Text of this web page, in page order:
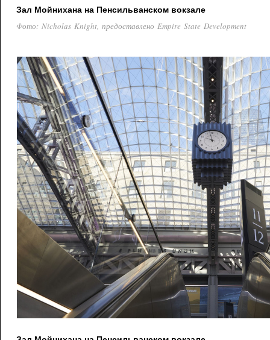
Зал Мойнихана на Пенсильванском вокзале
Фото: Nicholas Knight, предоставлено Empire State Development